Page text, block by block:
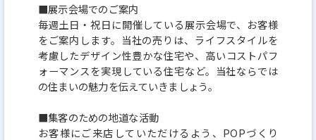
■展示会場でのご案内
毎週土日・祝日に開催している展示会場で、お客様
をご案内します。当社の売りは、ライフスタイルを
考慮したデザイン性豊かな住宅や、高いコストパフ
ォーマンスを実現している住宅など。当社ならでは
の住まいの魅力を伝えていきましょう。
■集客のための地道な活動
お客様にご来店していただけるよう、POPづくり